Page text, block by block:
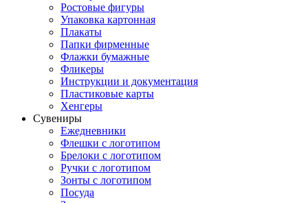
Ростовые фигуры
Упаковка картонная
Плакаты
Папки фирменные
Флажки бумажные
Фликеры
Инструкции и документация
Пластиковые карты
Хенгеры
Сувениры
Ежедневники
Флешки с логотипом
Брелоки с логотипом
Ручки с логотипом
Зонты с логотипом
Посуда